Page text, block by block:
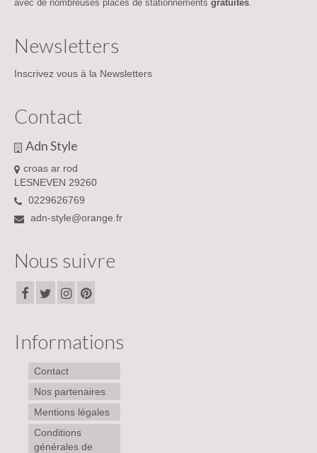
LINGERIE DE NUIT & HOMEWEAR
CHAUSSURES
CHAUSSURES FEMMES
BASKETS
ESCARPINS
SANDALES – TONGS
avec de nombreuses places de stationnements gratuites.
Newsletters
Inscrivez vous à la Newsletters
Contact
Adn Style
croas ar rod
LESNEVEN 29260
0229626769
adn-style@orange.fr
Nous suivre
Informations
Contact
Nos partenaires
Mentions légales
Conditions
générales de